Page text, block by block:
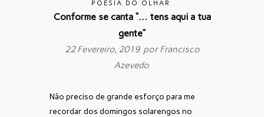
POESIA DO OLHAR
Conforme se canta “… tens aqui a tua
gente”
22 Fevereiro, 2019 porFrancisco
Azevedo
Não preciso de grande esforço para me
recordar dos domingos solarengos no